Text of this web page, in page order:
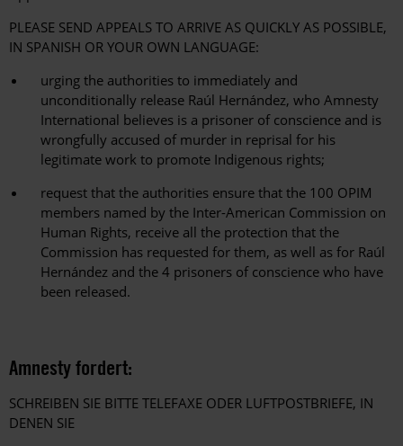
PLEASE SEND APPEALS TO ARRIVE AS QUICKLY AS POSSIBLE,
IN SPANISH OR YOUR OWN LANGUAGE:
urging the authorities to immediately and
unconditionally release Raúl Hernández, who Amnesty
International believes is a prisoner of conscience and is
wrongfully accused of murder in reprisal for his
legitimate work to promote Indigenous rights;
request that the authorities ensure that the 100 OPIM
members named by the Inter-American Commission on
Human Rights, receive all the protection that the
Commission has requested for them, as well as for Raúl
Hernández and the 4 prisoners of conscience who have
been released.
Amnesty fordert:
SCHREIBEN SIE BITTE TELEFAXE ODER LUFTPOSTBRIEFE, IN
DENEN SIE